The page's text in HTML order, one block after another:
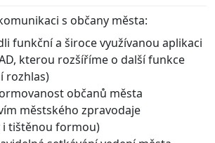
s občany města:
funkční a široce využívanou aplikaci
kterou rozšíříme o další funkce
rozhlas)
občanů města
městského zpravodaje
tištěnou formou)